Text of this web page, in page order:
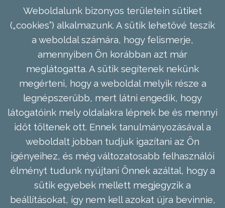
Weboldalunk bizonyos területein sütiket
(„cookies”) alkalmazunk. A sütik lehetővé teszik
a weboldal számára, hogy felismerje,
amennyiben Ön korábban azt már
meglátogatta. A sütik segítenek nekünk
megérteni, hogy a weboldal melyik része a
legnépszerűbb, mert látni engedik, hogy
látogatóink mely oldalakra lépnek be és mennyi
időt töltenek ott. Ennek tanulmányozásával a
weboldalt jobban tudjuk igazítani az Ön
igényeihez, és még változatosabb felhasználói
élményt tudunk nyújtani Önnek azáltal, hogy a
sütik egyebek mellett megjegyzik a
beállításokat, így nem kell azokat újra bevinnie,